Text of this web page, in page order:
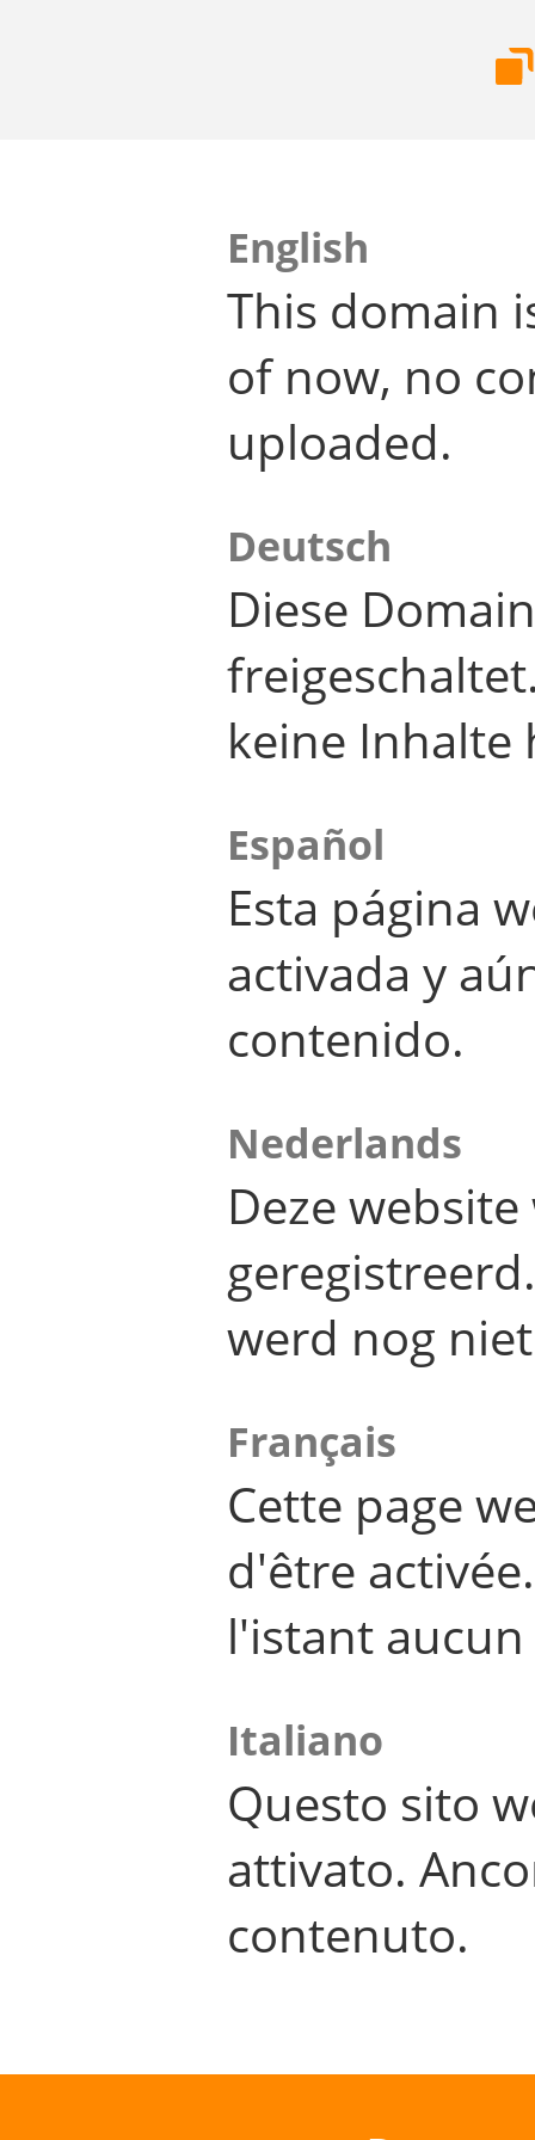
English
This domain
of now, no
uploaded.
Deutsch
Diese
keine Inhalte
Español
Esta página
activada y
contenido.
Nederlands
Deze
werd nog
Français
Cette page
d'être
l'istant
Italiano
Questo sito
attivato.
contenuto.